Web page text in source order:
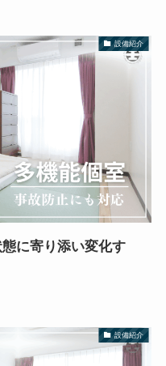
設備紹介
に寄り添い変化す
設備紹介